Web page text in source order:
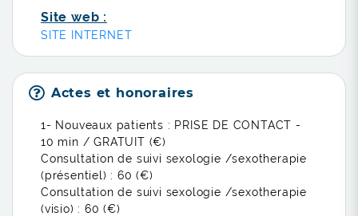
Site web :
SITE INTERNET
Actes et honoraires
1- Nouveaux patients : PRISE DE CONTACT -
10 min / GRATUIT (€)
Consultation de suivi sexologie /sexotherapie
(présentiel) :60 (€)
Consultation de suivi sexologie /sexotherapie
(visio) : 60 (€)